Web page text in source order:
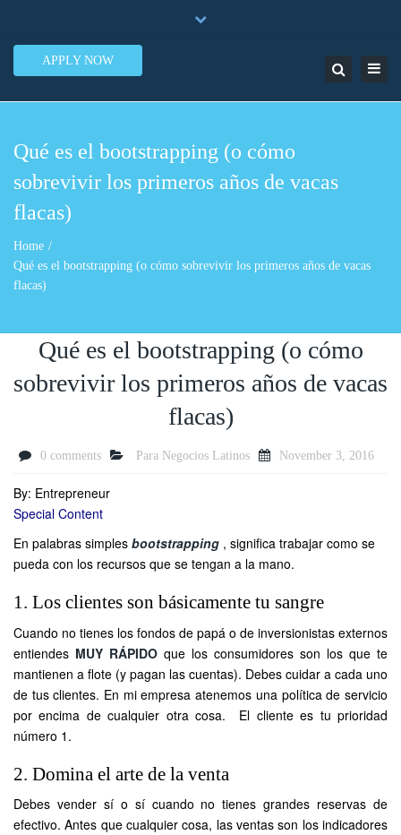
1-888-505-5835
contact@lendinero.com
Search
APPLY NOW
Qué es el bootstrapping (o cómo
sobrevivir los primeros años de vacas
flacas)
Home
Qué es el bootstrapping (o cómo sobrevivir los primeros años de vacas
flacas)
Qué es el bootstrapping (o cómo
sobrevivir los primeros años de vacas
flacas)
0 comments Para Negocios Latinos November 3, 2016
By: Entrepreneur
Special Content
En palabras simples bootstrapping , significa trabajar como se
pueda con los recursos que se tengan a la mano.
1. Los clientes son básicamente tu sangre
Cuando no tienes los fondos de papá o de inversionistas externos
entiendes MUY RÁPIDO que los consumidores son los que te
mantienen a flote (y pagan las cuentas). Debes cuidar a cada uno
de tus clientes. En mi empresa atenemos una política de servicio
por encima de cualquier otra cosa. El cliente es tu prioridad
número 1.
2. Domina el arte de la venta
Debes vender sí o sí cuando no tienes grandes reservas de
efectivo. Antes que cualquier cosa, las ventas son los indicadores